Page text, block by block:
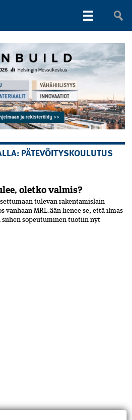
PÄTEVÖITYSKOULUTUS
oletko valmis?
tule­van rakentamislain
vanhaan MRL:ään lienee se, että ilmas­
sopeu­tuminen tuotiin nyt